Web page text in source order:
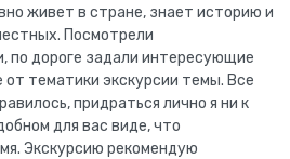
живет в стране, знает историю и
Посмотрели
по дороге задали интересующие
тематики экскурсии темы. Все
придраться лично я ни к
для вас виде, что
Экскурсию рекомендую